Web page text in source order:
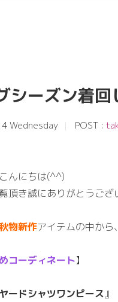
シーズン着
Wednesday POST :
んにちは(^^)
頂き誠にありがとうござ
物新作アイテムの中から、
コーディネート】
ードシャツワンピース』